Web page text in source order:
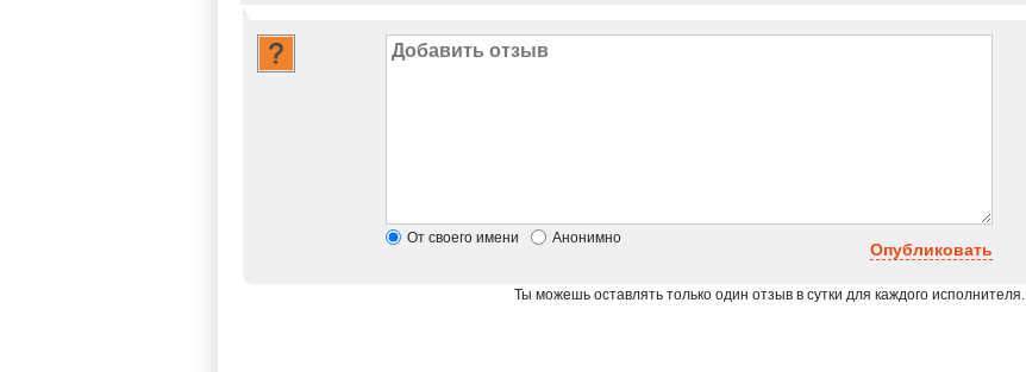
От своего имени Анонимно
Опубликовать
Ты можешь оставлять только один отзыв в сутки для каждого исполнителя.